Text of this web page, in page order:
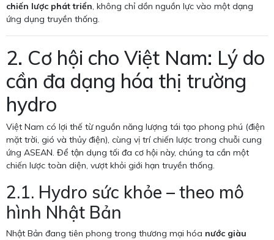
chiến lược phát triển, không chỉ dồn nguồn lực vào một dạng
ứng dụng truyền thống.
2. Cơ hội cho Việt Nam: Lý do
cần đa dạng hóa thị trường
hydro
Việt Nam có lợi thế từ nguồn năng lượng tái tạo phong phú (điện
mặt trời, gió và thủy điện), cùng vị trí chiến lược trong chuỗi cung
ứng ASEAN. Để tận dụng tối đa cơ hội này, chúng ta cần một
chiến lược toàn diện, vượt khỏi giới hạn truyền thống.
2.1. Hydro sức khỏe – theo mô
hình Nhật Bản
Nhật Bản đang tiên phong trong thương mại hóa nước giàu